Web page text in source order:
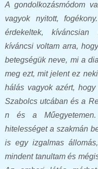
A gondolkozásmódom
vagyok nyitott,
érdekeltek, kíváncsian
kíváncsi voltam arra,
betegségük neve, mi a
meg ezt, mit jelent ez
hálás vagyok azért,
Szabolcs utcában és a
n és a
hitelességet a szakmán
is egy izgalmas
mindent tanultam és